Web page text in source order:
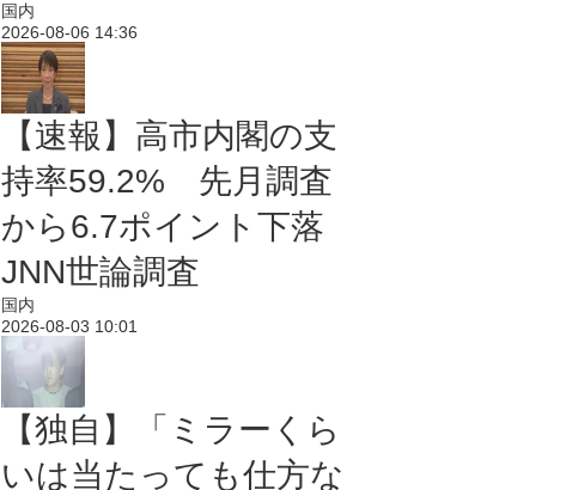
国内
2026-08-06 14:36
【速報】高市内閣の支
持率59.2% 先月調査
から6.7ポイント下落
JNN世論調査
国内
2026-08-03 10:01
【独自】「ミラーくら
いは当たっても仕方な